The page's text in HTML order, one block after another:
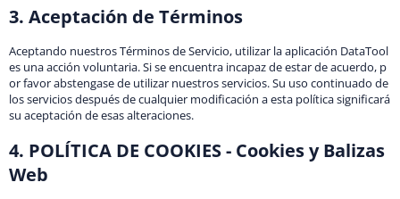
3. Aceptación de Términos
Aceptando nuestros Términos de Servicio, utilizar la aplicación DataTool
es una acción voluntaria. Si se encuentra incapaz de estar de acuerdo, p
or favor abstengase de utilizar nuestros servicios. Su uso continuado de
los servicios después de cualquier modificación a esta política significará
su aceptación de esas alteraciones.
4. POLÍTICA DE COOKIES - Cookies y Balizas
Web